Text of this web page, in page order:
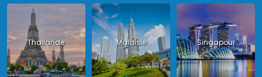
Thailande Malaisie Singapour